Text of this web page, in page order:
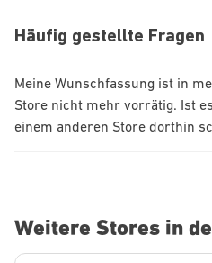
Häufig gestellte Fragen
Meine Wunschfassung ist in
Store nicht mehr vorrätig. Ist
einem anderen Store dorthin
Weitere Stores in